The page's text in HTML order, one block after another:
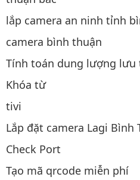
lắp camera an ninh tỉnh
camera bình thuận
Tính toán dung lượng lưu
Khóa từ
tivi
Lắp đặt camera Lagi Bình
Check Port
Tạo mã qrcode miễn phí